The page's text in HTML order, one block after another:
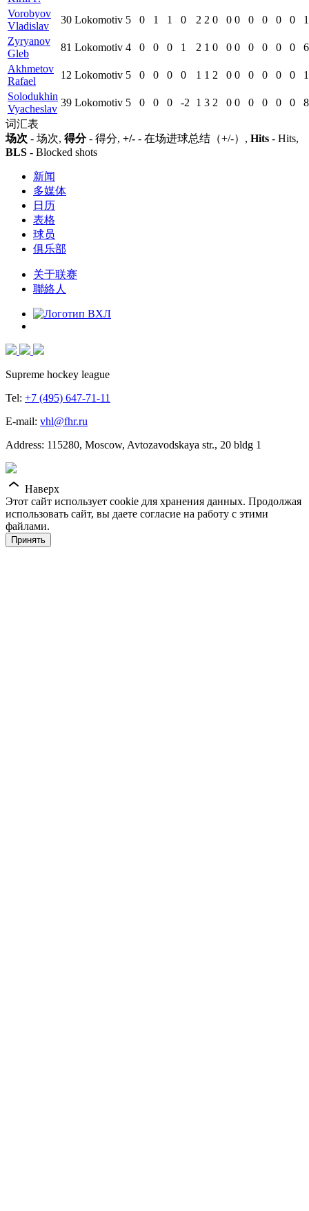
Vorobyov
Vladislav
30 Lokomotiv 5 0 1 1 0 2 2 0 0 0 0 0 0 0
Zyryanov
Gleb
81 Lokomotiv 4 0 0 0 1 2 1 0 0 0 0 0 0 0
6
Akhmetov
Rafael
12 Lokomotiv 5 0 0 0 0 1 1 2 0 0 0 0 0 0
Solodukhin
Vyacheslav
39 Lokomotiv 5 0 0 0 -2 1 3 2 0 0 0 0 0 0
8
词汇表
场次 - 场次, 得分- 得分, +/- - 在场进球总结（+/-）, Hits - Hits,
BLS - Blocked shots
新闻
多媒体
日历
表格
球员
俱乐部
关于联赛
聯絡人
Supreme hockey league
Tel: +7 (495) 647-71-11
E-mail: vhl@fhr.ru
Address: 115280, Moscow, Avtozavodskaya str., 20 bldg 1
Наверх
Этот сайт использует cookie для хранения данных. Продолжая
использовать сайт, вы даете согласие на работу с этими
файлами.
Принять